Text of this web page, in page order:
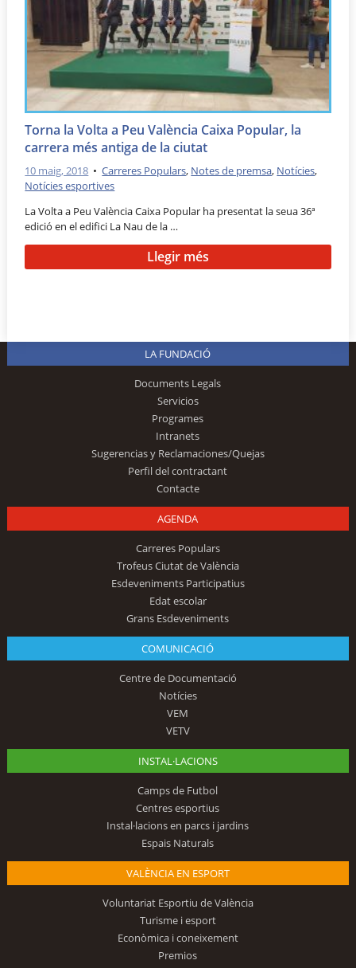
Torna la Volta a Peu València Caixa Popular, la
carrera més antiga de la ciutat
10 maig, 2018 •Carreres Populars, Notes de premsa, Notícies,
Notícies esportives
La Volta a Peu València Caixa Popular ha presentat la seua 36ª
edició en el edifici La Nau de la …
Llegir més
LA FUNDACIÓ
Documents Legals
Servicios
Programes
Intranets
Sugerencias y Reclamaciones/Quejas
Perfil del contractant
Contacte
AGENDA
Carreres Populars
Trofeus Ciutat de València
Esdeveniments Participatius
Edat escolar
Grans Esdeveniments
COMUNICACIÓ
Centre de Documentació
Notícies
VEM
VETV
INSTAL·LACIONS
Camps de Futbol
Centres esportius
Instal·lacions en parcs i jardins
Espais Naturals
VALÈNCIA EN ESPORT
Voluntariat Esportiu de València
Turisme i esport
Econòmica i coneixement
Premios